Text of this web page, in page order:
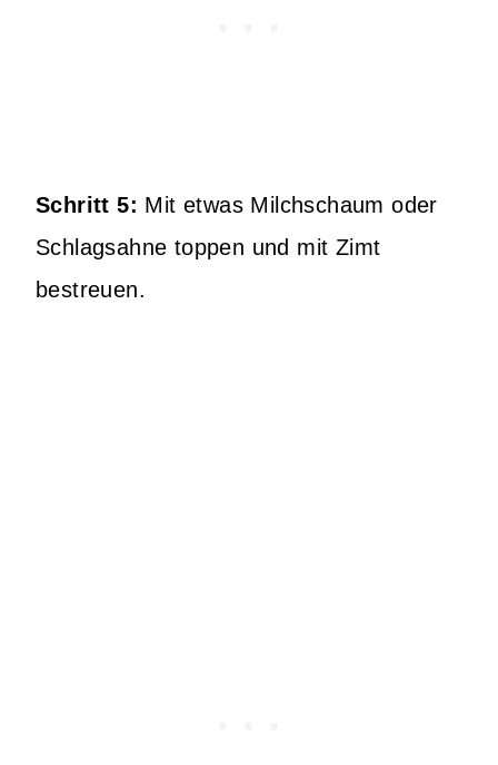
Schritt 5: Mit etwas Milchschaum oder
Schlagsahne toppen und mit Zimt
bestreuen.